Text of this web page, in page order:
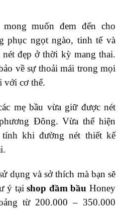
muốn đem đến cho
phục ngọt ngào, tinh tế và
đẹp ở thời kỳ mang thai.
về sự thoải mái trong mọi
với cơ thể.
mẹ bầu vừa giữ được nét
Đông. Vừa thể hiện
khi đường nét thiết kế
dụng và sở thích mà bạn sẽ
ý tạishop đầm bầu Honey
từ 200.000 – 350.000